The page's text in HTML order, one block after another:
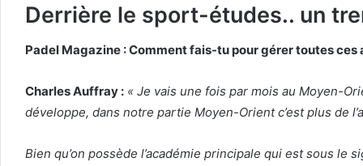
Derrière le sport-études.. un
Padel Magazine : Comment fais-tu pour gérer toutes ces
Charles Auffray : « Je vais une fois par mois au Moyen-
développe, dans notre partie Moyen-Orient c’est plus de
Bien qu’on possède l’académie principale qui est sous